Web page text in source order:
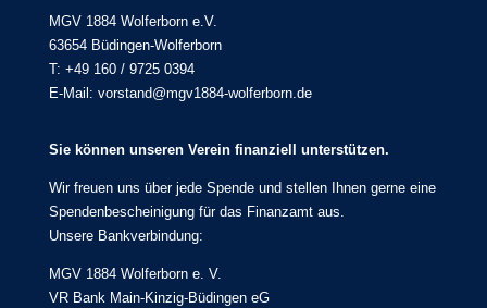
MGV 1884 Wolferborn e.V.
63654 Büdingen-Wolferborn
T: +49 160 / 9725 0394
E-Mail: vorstand@mgv1884-wolferborn.de
Sie können unseren Verein finanziell unterstützen.
Wir freuen uns über jede Spende und stellen Ihnen gerne eine
Spendenbescheinigung für das Finanzamt aus.
Unsere Bankverbindung:
MGV 1884 Wolferborn e. V.
VR Bank Main-Kinzig-Büdingen eG